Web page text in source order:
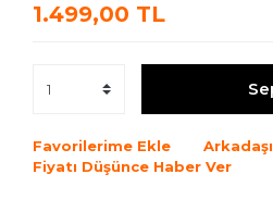
1.499,00 TL
Favorilerime Ekle
Fiyatı Düşünce Haber Ver